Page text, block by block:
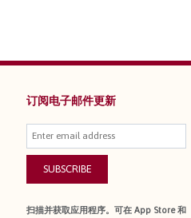
订阅电子邮件更新
SUBSCRIBE
扫描并获取应用程序。可在 App Store 和